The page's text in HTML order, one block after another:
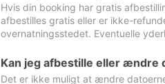
Hvis din booking har gratis
afbestilles gratis eller er ikke-
overnatningsstedet. Eventuelle
Kan jeg afbestille eller ændre
Det er ikke muligt at ændre